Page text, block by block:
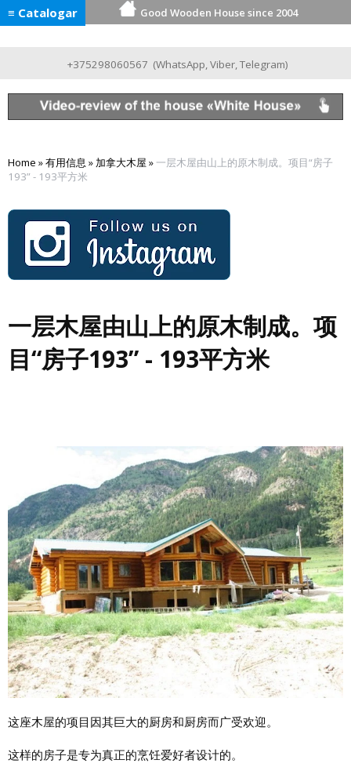
≡ Catalogar Good Wooden House since 2004
+375298060567 (WhatsApp,Viber,Telegram)
Home »有用信息 » 加拿大木屋 » 一层木屋由山上的原木制成。项目“房子
193” - 193平方米
一层木屋由山上的原木制成。项
目“房子193” - 193平方米
这座木屋的项目因其巨大的厨房和厨房而广受欢迎。
这样的房子是专为真正的烹饪爱好者设计的。